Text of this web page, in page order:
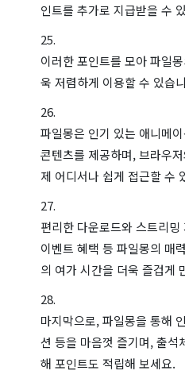
인트를 추가로 지급받을 수
이러한 포인트를 모아 파일
욱 저렴하게 이용할 수 있습
파일몽은 인기 있는 애니메
콘텐츠를 제공하며, 브라우
제 어디서나 쉽게 접근할 수
편리한 다운로드와 스트리
이벤트 혜택 등 파일몽의 매
의 여가 시간을 더욱 즐겁게
마지막으로, 파일몽을 통해
션 등을 마음껏 즐기며, 출석
해 포인트도 적립해 보세요.